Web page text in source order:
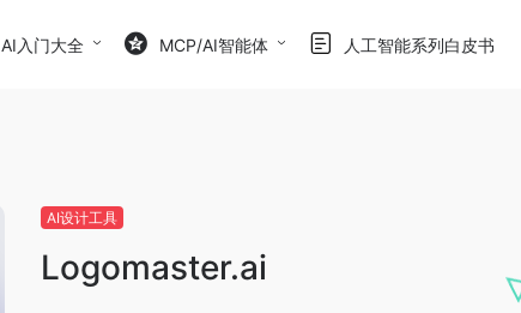
AI入门大全 MCP/AI智能体 人工智能系列白皮书
AI设计工具
Logomaster.ai